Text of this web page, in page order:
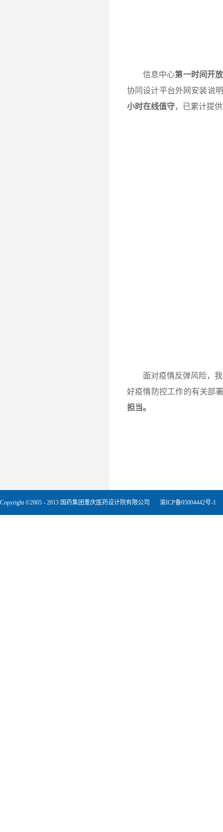
信息中心第一时间开
协同设计平台外网安装说
小时在线值守，已累计提
面对疫情反弹风险，
好疫情防控工作的有关部
担当。
Copyright ©2005 - 2013 国药集团重庆医药设计院有限公司 渝ICP备05004442号-1